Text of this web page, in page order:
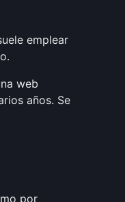
emplear
web
años. Se
por